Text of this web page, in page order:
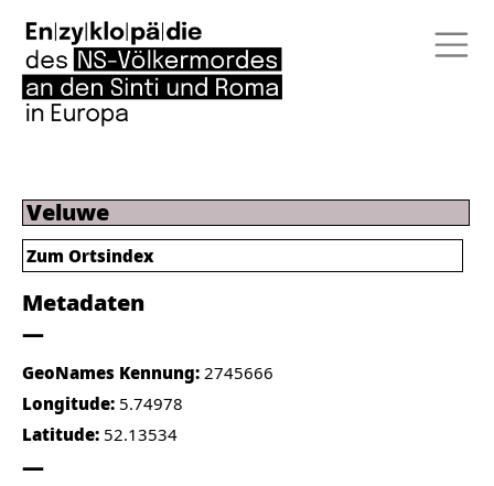
Veluwe
Metadaten
GeoNames Kennung: 2745666
Longitude: 5.74978
Latitude: 52.13534
Zum Ortsindex